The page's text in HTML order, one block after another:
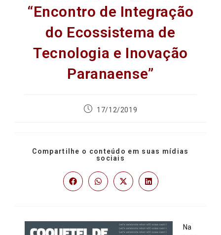
“Encontro de Integração
do Ecossistema de
Tecnologia e Inovação
Paranaense”
17/12/2019
Compartilhe o conteúdo em suas mídias
sociais
Na